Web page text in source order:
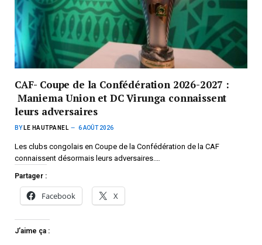
CAF- Coupe de la Confédération 2026-2027 :
Maniema Union et DC Virunga connaissent
leurs adversaires
BY LE HAUTPANEL 6 AOÛT 2026
Les clubs congolais en Coupe de la Confédération de la CAF
connaissent désormais leurs adversaires.…
Partager :
Facebook X
J’aime ça :